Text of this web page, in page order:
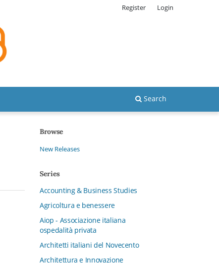
Search
Register Login
Browse
New Releases
Series
Accounting & Business Studies
Agricoltura e benessere
Aiop - Associazione italiana
ospedalità privata
Architetti italiani del Novecento
Architettura e Innovazione